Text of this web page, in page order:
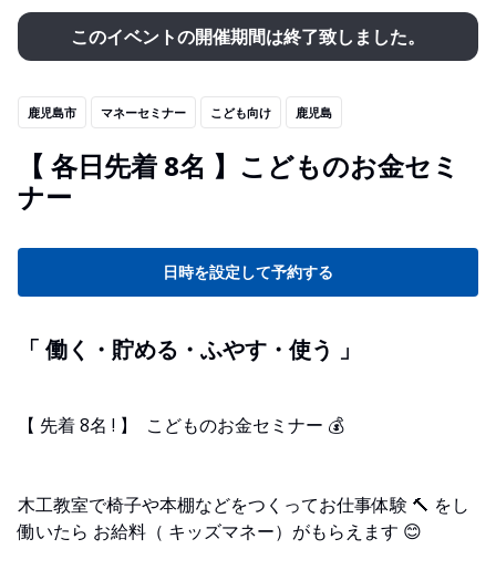
このイベントの開催期間は終了致しました。
鹿児島市 マネーセミナー こども向け 鹿児島
【 各日先着 8名 】こどものお金セミ
ナー
日時を設定して予約する
「 働く・貯める・ふやす・使う 」
【 先着 8名 ! 】 こどものお金セミナー 💰
木工教室で椅子や本棚などをつくってお仕事体験 🔨 をし
働いたら お給料（ キッズマネー）がもらえます 😊